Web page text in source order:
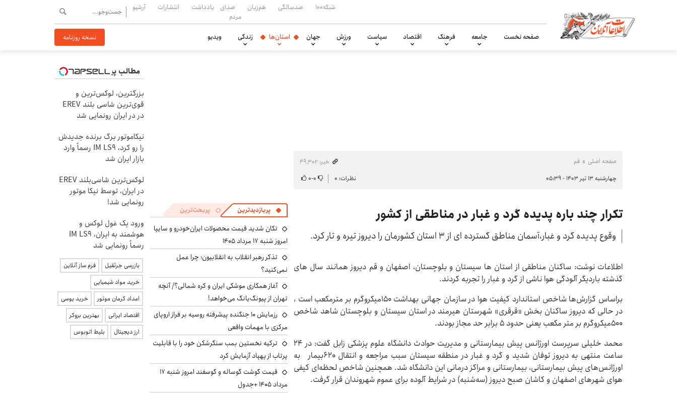
شبکه۱۰۰ صدسالگی هم‌زبان
صدای
مردم
یادداشت انتشارات آرشیو
صفحه نخست جامعه فرهنگ اقتصاد سیاست ورزش جهان استان‌ها زندگی ویدیو نسخه روزنامه
صفحه اصلی قم
خبر: ۴۹٬۳۰۲
چهارشنبه ۱۳ تیر ۱۴۰۳ - ۰۵:۳۹
نظرات: ۰ ۰-۰
تکرار چند باره پدیده گرد و غبار در مناطقی از کشور
وقوع پدیده گرد و غبار،آسمان مناطق گسترده ای از 3 استان کشورمان را دیروز تیره و تار کرد.
اطلاعات نوشت: ساکنان مناطقی از استان ها سیستان و بلوچستان، اصفهان و قم دیروز همانند سال های
گذشته باردیگر آلودگی هوا ناشی از گرد و غبار را تجربه کردند.
براساس گزارش‌ها شاخص استاندارد کیفیت هوا در سازمان جهانی بهداشت ۱۵۰میکروگرم بر مترمکعب است ،
در حالی که دیروز ساکنان بخش «قرقری» شهرستان هیرمند در استان سیستان و بلوچستان شاهد شاخص
۵۰۰میکروگرم بر متر مکعب یعنی حدود 5 برابر حد مجاز بودند.
محمد خلیلی سرپرست اورژانس پیش بیمارستانی و مدیریت حوادث دانشگاه علوم پزشکی زابل گفت: در 24
ساعت منتهی به دیروز توفان شدید و گرد و غبار در منطقه سیستان سبب مراجعه و انتقال ۶۲۰بیمار به
اورژانس‌های پیش بیمارستانی، بیمارستانی و مراکز درمانی این دانشگاه شد. همچنین شاخص لحظه‌ای کیفی
هوای شهرهای اصفهان و کاشان صبح دیروز (سه‌شنبه) در شرایط آلوده برای عموم شهروندان قرار گرفت.
پربازدیدترین پربحث‌ترین
تکان شدید قیمت محصولات ایران‌خودرو و سایپا
امروز شنبه ۱۷ مرداد ۱۴۰۵
تذکر رهبر انقلاب به انقلابیون؛ چرا عمل
نمی‌کنید؟
آغاز همکاری موشکی ایران و کره شمالی؟/ آنچه
تهران از پیونگ‌یانگ می‌خواهد!
رزمایش ۱۰ جنگنده پیشرفته روسیه بر فراز اروپای
مرکزی با مهمات واقعی
ترکیه نخستین بمب سنگرشکن خود را با قابلیت
پرتاب از پهپاد آزمایش کرد
قیمت گوشت گوساله و گوسفند امروز شنبه ۱۷
مرداد ۱۴۰۵ +جدول
مطالب پیشنهادی
بزرگترین، لوکس‌ترین و
قوی‌ترین شاسی بلند EREV
در در ایران رونمایی شد
نیکاموتور برگ برنده جدیدش
را رو کرد، IM LS9 رسماً وارد
بازار ایران شد
لوکس‌ترین شاسی‌بلند EREV
در ایران، توسط نیکا موتور
رونمایی شد!
ورود یک غول لوکس و
هوشمند به ایران، IM LS9
رسماً رونمایی شد
بازرسی جرثقیل
فرم ساز آنلاین
خرید مواد شیمیایی
امداد کرمان موتور
خرید یوسی
اقتصاد ایرانی
بهترین بروکر
ارز دیجیتال
بلیط اتوبوس